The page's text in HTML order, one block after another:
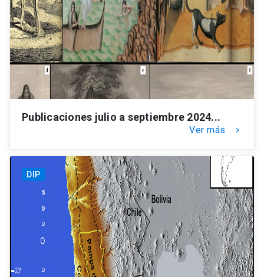
Publicaciones julio a septiembre 2024...
Ver más keyboard_arrow_right
DIP